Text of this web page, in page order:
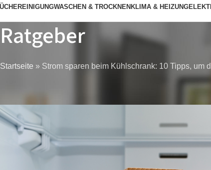
REINIGUNGWASCHEN & TROCKNEN KLIMA & HEIZUNG
Ratgeber
Startseite » Strom sparen beim Kühlschrank: 10 Tipps, um
Strom sparen beim Kühlschrank: